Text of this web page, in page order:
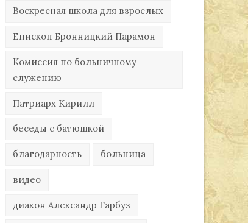
Воскресная школа для взрослых
Епископ Бронницкий Парамон
Комиссия по больничному
служению
Патриарх Кирилл
беседы с батюшкой
благодарность больница
видео
диакон Александр Гарбуз